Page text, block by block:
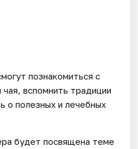
познакомиться с
вспомнить традиции
о полезных и лечебных
будет посвящена теме